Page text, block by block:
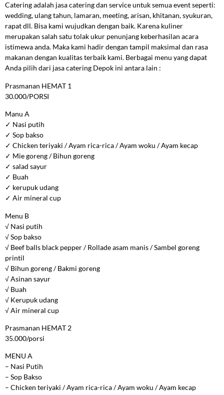
Catering adalah jasa catering dan service untuk semua event seperti:
wedding, ulang tahun, lamaran, meeting, arisan, khitanan, syukuran,
rapat dll. Bisa kami wujudkan dengan baik. Karena kuliner
merupakan salah satu tolak ukur penunjang keberhasilan acara
istimewa anda. Maka kami hadir dengan tampil maksimal dan rasa
makanan dengan kualitas terbaik kami. Berbagai menu yang dapat
Anda pilih dari jasa catering Depok ini antara lain :
Prasmanan HEMAT 1
30.000/PORSI
Manu A
✓ Nasi putih
✓ Sop bakso
✓ Chicken teriyaki / Ayam rica-rica / Ayam woku / Ayam kecap
✓ Mie goreng / Bihun goreng
✓ salad sayur
✓ Buah
✓ kerupuk udang
✓ Air mineral cup
Menu B
√ Nasi putih
√ Sop bakso
√ Beef balls black pepper / Rollade asam manis / Sambel goreng
printil
√ Bihun goreng / Bakmi goreng
√ Asinan sayur
√ Buah
√ Kerupuk udang
√ Air mineral cup
Prasmanan HEMAT 2
35.000/porsi
MENU A
– Nasi Putih
– Sop Bakso
– Chicken teriyaki / Ayam rica-rica / Ayam woku / Ayam kecap